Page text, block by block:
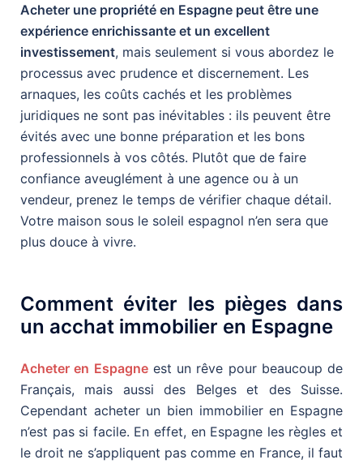
Acheter une propriété en Espagne peut être une
expérience enrichissante et un excellent
investissement, mais seulement si vous abordez le
processus avec prudence et discernement. Les
arnaques, les coûts cachés et les problèmes
juridiques ne sont pas inévitables : ils peuvent être
évités avec une bonne préparation et les bons
professionnels à vos côtés. Plutôt que de faire
confiance aveuglément à une agence ou à un
vendeur, prenez le temps de vérifier chaque détail.
Votre maison sous le soleil espagnol n’en sera que
plus douce à vivre.
Comment éviter les pièges dans
un acchat immobilier en Espagne
Acheter en Espagneest un rêve pour beaucoup de
Français, mais aussi des Belges et des Suisse.
Cependant acheter un bien immobilier en Espagne
n’est pas si facile. En effet, en Espagne les règles et
le droit ne s’appliquent pas comme en France, il faut